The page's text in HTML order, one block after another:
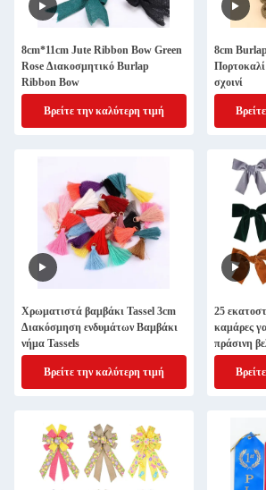
8cm*11cm Jute Ribbon Bow Green
Rose Διακοσμητικό Burlap
Ribbon Bow
Βρείτε την καλύτερη τιμή
8cm
σχοινί
Χρωματιστά βαμβάκι Tassel 3cm
Διακόσμηση ενδυμάτων Βαμβάκι
νήμα Tassels
Βρείτε την καλύτερη τιμή
25
καμάρες
πράσινη